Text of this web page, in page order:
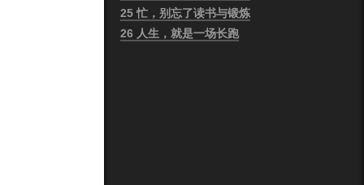
25 忙，别忘了读书与锻炼
26 人生，就是一场长跑